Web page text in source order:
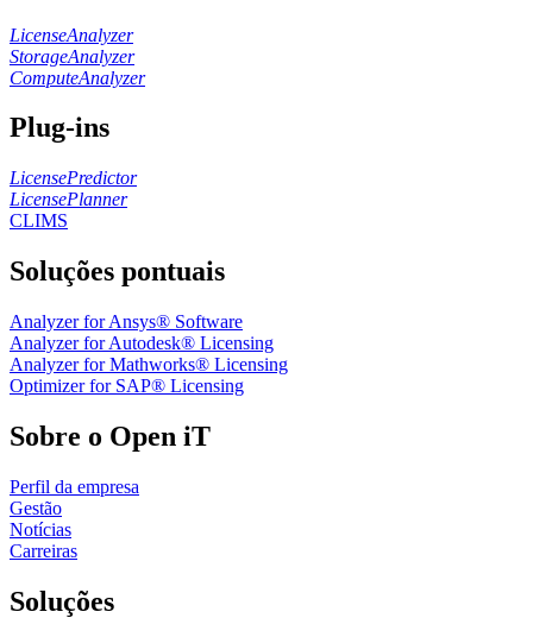
LicenseAnalyzer
StorageAnalyzer
ComputeAnalyzer
Plug-ins
LicensePredictor
LicensePlanner
CLIMS
Soluções pontuais
Analyzer for Ansys® Software
Analyzer for Autodesk® Licensing
Analyzer for Mathworks® Licensing
Optimizer for SAP® Licensing
Sobre o Open iT
Perfil da empresa
Gestão
Notícias
Carreiras
Soluções